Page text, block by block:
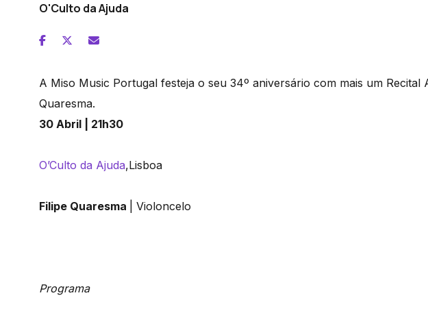
O'Culto da Ajuda
A Miso Music Portugal festeja o seu 34º aniversário com mais um Recital
Quaresma.
30 Abril | 21h30
O’Culto da Ajuda,Lisboa
Filipe Quaresma | Violoncelo
Programa